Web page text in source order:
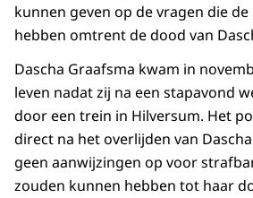
kunnen geven op de vragen die
hebben omtrent de dood van
Dascha Graafsma kwam in
leven nadat zij na een stapavond
door een trein in Hilversum. Het
direct na het overlijden van
geen aanwijzingen op voor
zouden kunnen hebben tot haar